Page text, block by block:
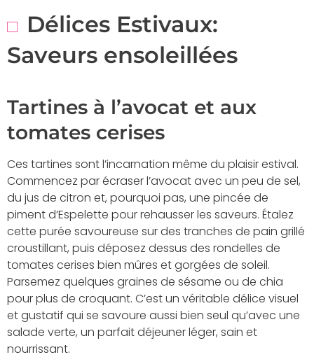
Délices Estivaux:
Saveurs ensoleillées
Tartines à l’avocat et aux
tomates cerises
Ces tartines sont l’incarnation même du plaisir estival.
Commencez par écraser l’avocat avec un peu de sel,
du jus de citron et, pourquoi pas, une pincée de
piment d’Espelette pour rehausser les saveurs. Étalez
cette purée savoureuse sur des tranches de pain grillé
croustillant, puis déposez dessus des rondelles de
tomates cerises bien mûres et gorgées de soleil.
Parsemez quelques graines de sésame ou de chia
pour plus de croquant. C’est un véritable délice visuel
et gustatif qui se savoure aussi bien seul qu’avec une
salade verte, un parfait déjeuner léger, sain et
nourrissant.